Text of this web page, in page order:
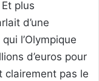
plus
d’une
l’Olympique
d’euros pour
clairement pas le